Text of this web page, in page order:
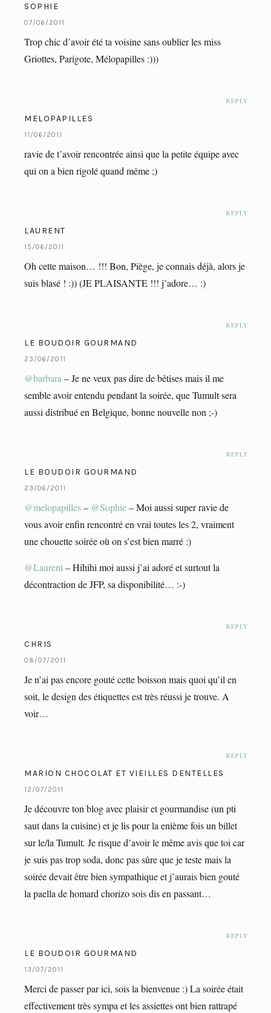
SOPHIE
07/06/2011
Trop chic d’avoir été ta voisine sans oublier les miss
Griottes, Parigote, Mélopapilles :)))
REPLY
MELOPAPILLES
11/06/2011
ravie de t’avoir rencontrée ainsi que la petite équipe avec
qui on a bien rigolé quand même ;)
REPLY
LAURENT
15/06/2011
Oh cette maison… !!! Bon, Piège, je connais déjà, alors je
suis blasé ! :)) (JE PLAISANTE !!! j’adore… :)
REPLY
LE BOUDOIR GOURMAND
23/06/2011
@barbara – Je ne veux pas dire de bêtises mais il me
semble avoir entendu pendant la soirée, que Tumult sera
aussi distribué en Belgique, bonne nouvelle non ;-)
REPLY
LE BOUDOIR GOURMAND
23/06/2011
@melopapilles– @Sophie– Moi aussi super ravie de
vous avoir enfin rencontré en vrai toutes les 2, vraiment
une chouette soirée où on s’est bien marré :)
@Laurent– Hihihi moi aussi j’ai adoré et surtout la
décontraction de JFP, sa disponibilité… :-)
REPLY
CHRIS
08/07/2011
Je n’ai pas encore gouté cette boisson mais quoi qu’il en
soit, le design des étiquettes est très réussi je trouve. A
voir…
REPLY
MARION CHOCOLAT ET VIEILLES DENTELLES
12/07/2011
Je découvre ton blog avec plaisir et gourmandise (un pti
saut dans la cuisine) et je lis pour la enième fois un billet
sur le/la Tumult. Je risque d’avoir le même avis que toi car
je suis pas trop soda, donc pas sûre que je teste mais la
soirée devait être bien sympathique et j’aurais bien gouté
la paella de homard chorizo sois dis en passant…
REPLY
LE BOUDOIR GOURMAND
13/07/2011
Merci de passer par ici, sois la bienvenue :) La soirée était
effectivement très sympa et les assiettes ont bien rattrapé